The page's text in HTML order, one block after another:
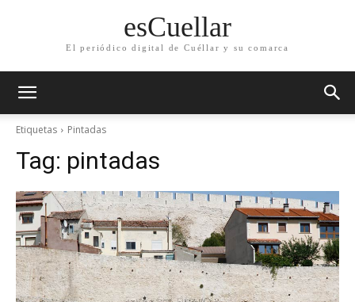
esCuellar
El periódico digital de Cuéllar y su comarca
Etiquetas Pintadas
Tag: pintadas